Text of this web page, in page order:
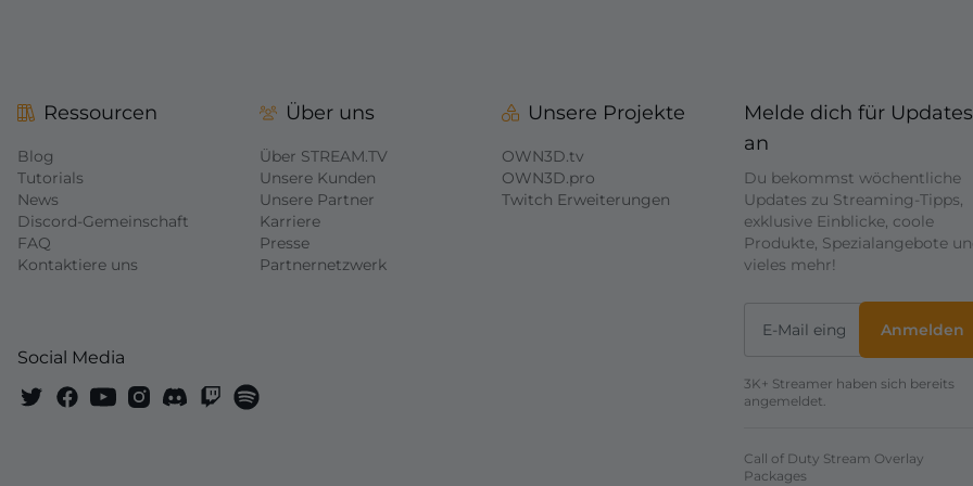
Ressourcen
Blog
Tutorials
News
Discord-Gemeinschaft
FAQ
Kontaktiere uns
Social Media
Über uns
Über STREAM.TV
Unsere Kunden
Unsere Partner
Karriere
Presse
Partnernetzwerk
Unsere Projekte
OWN3D.tv
OWN3D.pro
Twitch Erweiterungen
Melde dich für Updates
an
Du bekommst wöchentliche
Updates zu Streaming-Tipps,
exklusive Einblicke, coole
Produkte, Spezialangebote
vieles mehr!
Anmelden
3K+ Streamer haben sich bereits
angemeldet.
Call of Duty Stream Overlay
Packages